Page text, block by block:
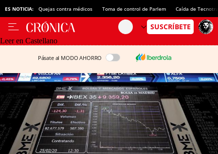
ES NOTICIA: Quejas contra médicos Toma de control de Parlem Caída de
Leer en Castellano
Pásate al MODO AHORRO